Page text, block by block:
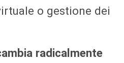
o gestione dei
radicalmente